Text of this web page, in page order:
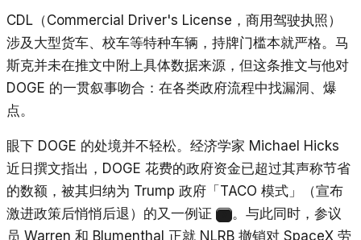
CDL（Commercial Driver's License，商用驾驶执照）
涉及大型货车、校车等特种车辆，持牌门槛本就严格。马
斯克并未在推文中附上具体数据来源，但这条推文与他对
DOGE 的一贯叙事吻合：在各类政府流程中找漏洞、爆
点。
眼下 DOGE 的处境并不轻松。经济学家 Michael Hicks
近日撰文指出，DOGE 花费的政府资金已超过其声称节省
的数额，被其归纳为 Trump 政府「TACO 模式」（宣布
激进政策后悄悄后退）的又一例证
。与此同时，参议
员 Warren 和 Blumenthal 正就 NLRB 撤销对 SpaceX 劳